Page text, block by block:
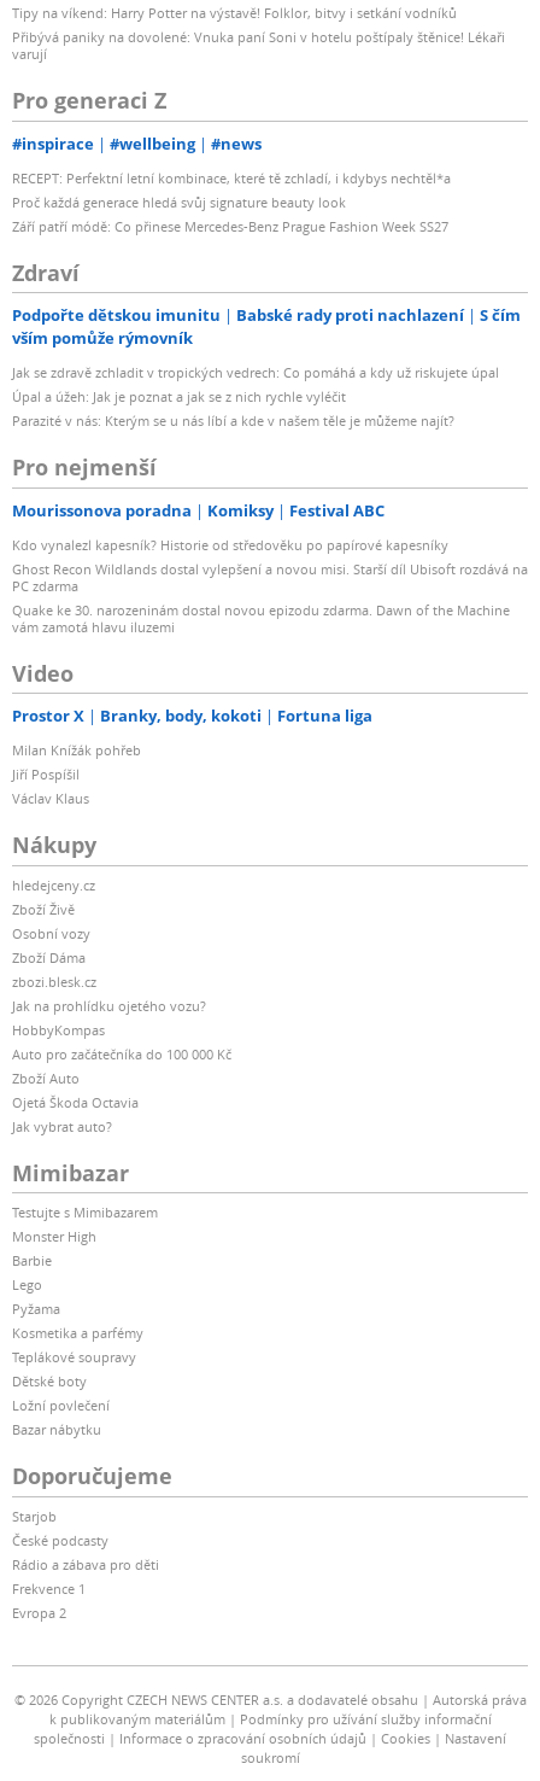
Tipy na víkend: Harry Potter na výstavě! Folklor, bitvy i setkání vodníků
Přibývá paniky na dovolené: Vnuka paní Soni v hotelu poštípaly štěnice! Lékaři
varují
Pro generaci Z
#inspirace #wellbeing #news
RECEPT: Perfektní letní kombinace, které tě zchladí, i kdybys nechtěl*a
Proč každá generace hledá svůj signature beauty look
Září patří módě: Co přinese Mercedes-Benz Prague Fashion Week SS27
Zdraví
Podpořte dětskou imunitu Babské rady proti nachlazení
S čím
vším pomůže rýmovník
Jak se zdravě zchladit v tropických vedrech: Co pomáhá a kdy už riskujete úpal
Úpal a úžeh: Jak je poznat a jak se z nich rychle vyléčit
Parazité v nás: Kterým se u nás líbí a kde v našem těle je můžeme najít?
Pro nejmenší
Mourissonova poradna Komiksy Festival ABC
Kdo vynalezl kapesník? Historie od středověku po papírové kapesníky
Ghost Recon Wildlands dostal vylepšení a novou misi. Starší díl Ubisoft rozdává na
PC zdarma
Quake ke 30. narozeninám dostal novou epizodu zdarma. Dawn of the Machine
vám zamotá hlavu iluzemi
Video
Prostor X Branky, body, kokoti Fortuna liga
Milan Knížák pohřeb
Jiří Pospíšil
Václav Klaus
Nákupy
hledejceny.cz
Zboží Živě
Osobní vozy
Zboží Dáma
zbozi.blesk.cz
Jak na prohlídku ojetého vozu?
HobbyKompas
Auto pro začátečníka do 100 000 Kč
Zboží Auto
Ojetá Škoda Octavia
Jak vybrat auto?
Mimibazar
Testujte s Mimibazarem
Monster High
Barbie
Lego
Pyžama
Kosmetika a parfémy
Teplákové soupravy
Dětské boty
Ložní povlečení
Bazar nábytku
Doporučujeme
Starjob
České podcasty
Rádio a zábava pro děti
Frekvence 1
Evropa 2
© 2026 Copyright CZECH NEWS CENTER a.s. a dodavatelé obsahu
Autorská práva
k publikovaným materiálům
Podmínky pro užívání služby informační
společnosti
Informace o zpracování osobních údajů Cookies
Nastavení
soukromí